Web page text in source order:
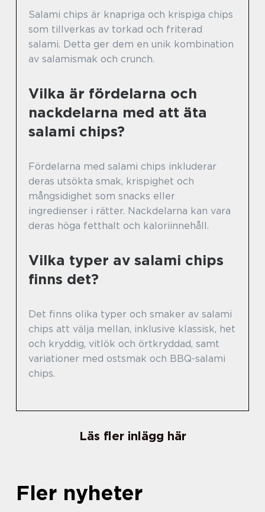
Salami chips är knapriga och krispiga chips
som tillverkas av torkad och friterad
salami. Detta ger dem en unik kombination
av salamismak och crunch.
Vilka är fördelarna och
nackdelarna med att äta
salami chips?
Fördelarna med salami chips inkluderar
deras utsökta smak, krispighet och
mångsidighet som snacks eller
ingredienser i rätter. Nackdelarna kan vara
deras höga fetthalt och kaloriinnehåll.
Vilka typer av salami chips
finns det?
Det finns olika typer och smaker av salami
chips att välja mellan, inklusive klassisk, het
och kryddig, vitlök och örtkryddad, samt
variationer med ostsmak och BBQ-salami
chips.
Läs fler inlägg här
Fler nyheter